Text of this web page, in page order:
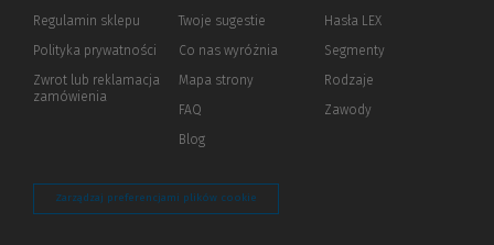
Regulamin sklepu
Polityka prywatności (Nowe
(Link
innej
Zwrot lub reklamacja
zamówienia
innej
Twoje sugestie
Co nas wyróżnia
Mapa strony
FAQ
Blog
Hasła LEX
Segmenty
Rodzaje
Zawody
Zarządzaj preferencjami plików cookie